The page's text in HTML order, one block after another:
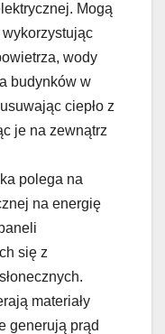
Mogą
wykorzystując
wody
budynków w
ciepło z
je na zewnątrz
polega na
na energię
się z
materiały
generują prąd